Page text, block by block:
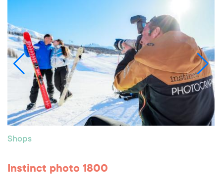
Shops
Instinct photo 1800